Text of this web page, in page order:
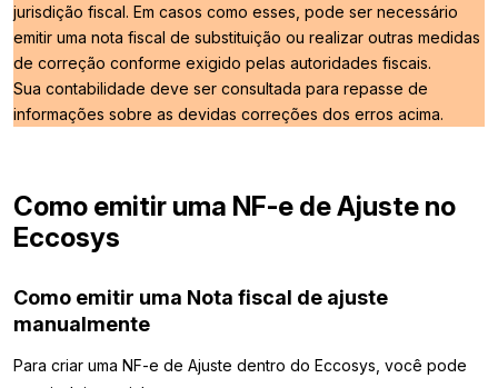
jurisdição fiscal. Em casos como esses, pode ser necessário
emitir uma nota fiscal de substituição ou realizar outras medidas
de correção conforme exigido pelas autoridades fiscais.
Sua contabilidade deve ser consultada para repasse de
informações sobre as devidas correções dos erros acima.
Como emitir uma NF-e de Ajuste no
Eccosys
Como emitir uma Nota fiscal de ajuste
manualmente
Para criar uma NF-e de Ajuste dentro do Eccosys, você pode